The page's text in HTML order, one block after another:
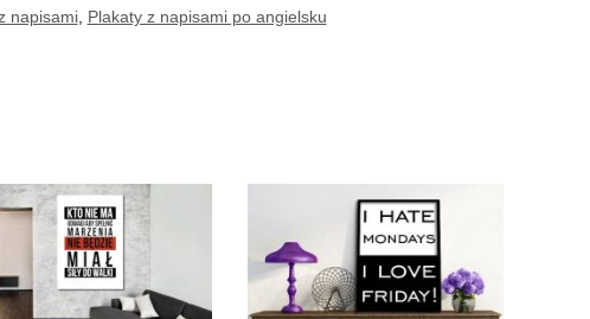
napisami, Plakaty z napisami po angielsku